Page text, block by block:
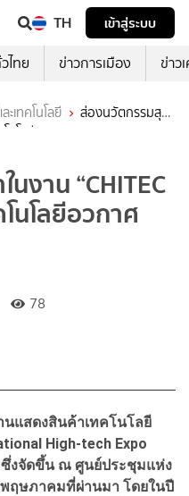
TH
เข้าสู่ระบบ
ไทย ข่าวการเมือง ข่าว
เทคโนโลยี
ส่องนวัตกรรมสุด
นโลยีอวกาศ
งาน “CHITEC
นโลยีอวกาศ
78
นแสดงสินค้าเทคโนโลยี
High-tech Expo
ซึ่งจัดขึ้น ณ ศูนย์ประชุมแห่ง
ฤษภาคมที่ผ่านมา โดยในปี